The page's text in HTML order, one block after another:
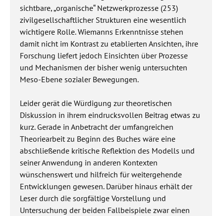
sichtbare, „organische“ Netzwerkprozesse (253)
zivilgesellschaftlicher Strukturen eine wesentlich
wichtigere Rolle. Wiemanns Erkenntnisse stehen
damit nicht im Kontrast zu etablierten Ansichten, ihre
Forschung liefert jedoch Einsichten über Prozesse
und Mechanismen der bisher wenig untersuchten
Meso-Ebene sozialer Bewegungen.
Leider gerät die Würdigung zur theoretischen
Diskussion in ihrem eindrucksvollen Beitrag etwas zu
kurz. Gerade in Anbetracht der umfangreichen
Theoriearbeit zu Beginn des Buches wäre eine
abschließende kritische Reflektion des Modells und
seiner Anwendung in anderen Kontexten
wünschenswert und hilfreich für weitergehende
Entwicklungen gewesen. Darüber hinaus erhält der
Leser durch die sorgfältige Vorstellung und
Untersuchung der beiden Fallbeispiele zwar einen